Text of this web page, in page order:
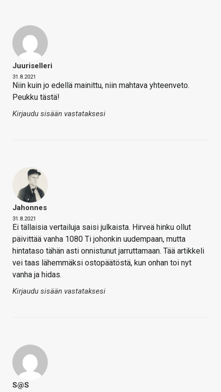
Juuriselleri
31.8.2021
Niin kuin jo edellä mainittu, niin mahtava yhteenveto.
Peukku tästä!
Kirjaudu sisään vastataksesi
Jahonnes
31.8.2021
Ei tällaisia vertailuja saisi julkaista. Hirveä hinku ollut
päivittää vanha 1080 Ti johonkin uudempaan, mutta
hintataso tähän asti onnistunut jarruttamaan. Tää artikkeli
vei taas lähemmäksi ostopäätöstä, kun onhan toi nyt
vanha ja hidas.
Kirjaudu sisään vastataksesi
S@s